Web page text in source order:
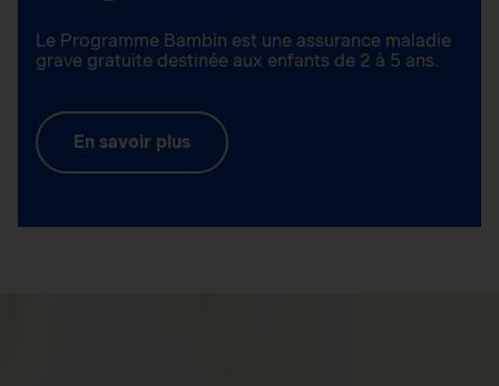
Le Programme Bambin est une assurance maladie
grave gratuite destinée aux enfants de 2 à 5 ans.
En savoir plus